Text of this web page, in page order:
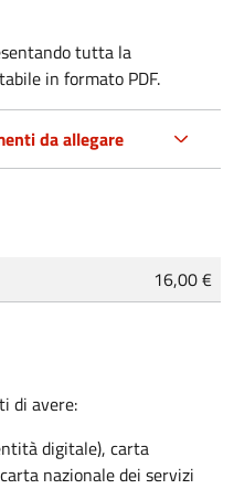
tutta la
in formato PDF.
da allegare
16,00 €
di avere:
digitale), carta
nazionale dei servizi